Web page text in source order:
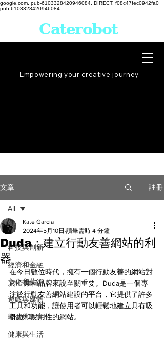
google.com, pub-6103328420946084, DIRECT, f08c47fec0942fa0
pub-6103328420946084
Empowering your creative journey.
Caterobot
文章 註冊
All
科技與創新
經濟和金融
文化和藝術
遊戲與媒體
學習與教育
健康與生活
All
Duda：建立行動友善網站的利
器
Kate Garcia
2024年5月10日 讀畢需時 4 分鐘
在今日數位時代，擁有一個行動友善的網站對
於企業和品牌來說至關重要。Duda是一個專
注於行動友善網站建設的平台，它提供了許多
工具和功能，讓使用者可以輕鬆地建立具有吸
引力和易用性的網站。